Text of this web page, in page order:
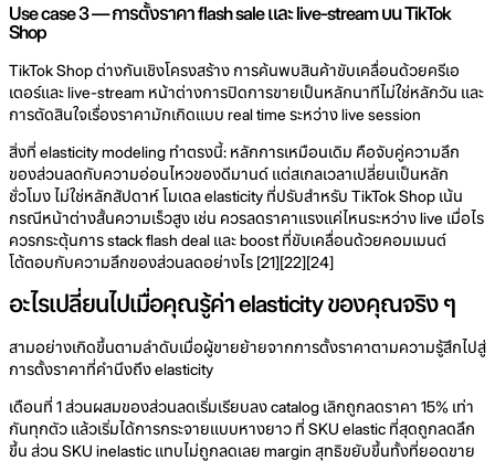
Use case 3 — การตั้งราคา flash sale และ live-stream บน TikTok
Shop
TikTok Shop ต่างกันเชิงโครงสร้าง การค้นพบสินค้าขับเคลื่อนด้วยครีเอ
เตอร์และ live-stream หน้าต่างการปิดการขายเป็นหลักนาทีไม่ใช่หลักวัน และ
การตัดสินใจเรื่องราคามักเกิดแบบ real time ระหว่าง live session
สิ่งที่ elasticity modeling ทำตรงนี้: หลักการเหมือนเดิม คือจับคู่ความลึก
ของส่วนลดกับความอ่อนไหวของดีมานด์ แต่สเกลเวลาเปลี่ยนเป็นหลัก
ชั่วโมง ไม่ใช่หลักสัปดาห์ โมเดล elasticity ที่ปรับสำหรับ TikTok Shop เน้น
กรณีหน้าต่างสั้นความเร็วสูง เช่น ควรลดราคาแรงแค่ไหนระหว่าง live เมื่อไร
ควรกระตุ้นการ stack flash deal และ boost ที่ขับเคลื่อนด้วยคอมเมนต์
โต้ตอบกับความลึกของส่วนลดอย่างไร [21][22][24]
อะไรเปลี่ยนไปเมื่อคุณรู้ค่า elasticity ของคุณจริง ๆ
สามอย่างเกิดขึ้นตามลำดับเมื่อผู้ขายย้ายจากการตั้งราคาตามความรู้สึกไปสู่
การตั้งราคาที่คำนึงถึง elasticity
เดือนที่ 1 ส่วนผสมของส่วนลดเริ่มเรียบลง catalog เลิกถูกลดราคา 15% เท่า
กันทุกตัว แล้วเริ่มได้การกระจายแบบหางยาว ที่ SKU elastic ที่สุดถูกลดลึก
ขึ้น ส่วน SKU inelastic แทบไม่ถูกลดเลย margin สุทธิขยับขึ้นทั้งที่ยอดขาย